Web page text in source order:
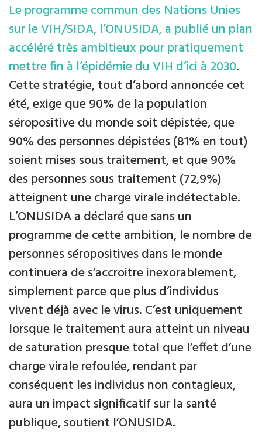
Le programme commun des Nations Unies
sur le VIH/SIDA, l’ONUSIDA, a publié un plan
accéléré très ambitieux pour pratiquement
mettre fin à l’épidémie du VIH d’ici à 2030.
Cette stratégie, tout d’abord annoncée cet
été, exige que 90% de la population
séropositive du monde soit dépistée, que
90% des personnes dépistées (81% en tout)
soient mises sous traitement, et que 90%
des personnes sous traitement (72,9%)
atteignent une charge virale indétectable.
L’ONUSIDA a déclaré que sans un
programme de cette ambition, le nombre de
personnes séropositives dans le monde
continuera de s’accroitre inexorablement,
simplement parce que plus d’individus
vivent déjà avec le virus. C’est uniquement
lorsque le traitement aura atteint un niveau
de saturation presque total que l’effet d’une
charge virale refoulée, rendant par
conséquent les individus non contagieux,
aura un impact significatif sur la santé
publique, soutient l’ONUSIDA.